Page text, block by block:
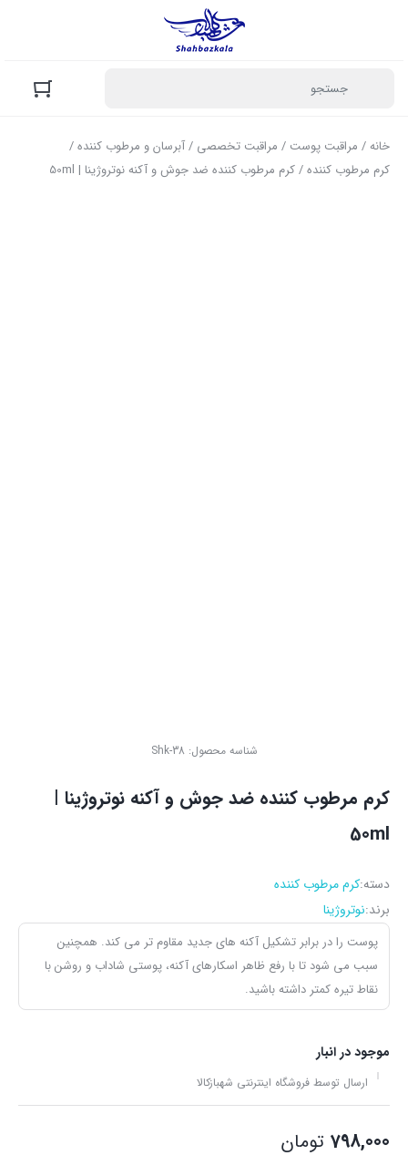
خانه/ مراقبت پوست / مراقبت تخصصی /آبرسان و مرطوب کننده/
کرم مرطوب کننده/ کرم مرطوب کننده ضد جوش و آکنه نوتروژینا | 50ml
شناسه محصول:Shk-38
کرم مرطوب کننده ضد جوش و آکنه نوتروژینا |
50ml
دسته:کرم مرطوب کننده
برند:نوتروژینا
پوست را در برابر تشکیل آکنه های جدید مقاوم تر می کند. همچنین
سبب می شود تا با رفع ظاهر اسکارهای آکنه، پوستی شاداب و روشن با
نقاط تیره کمتر داشته باشید.
موجود در انبار
ارسال توسط فروشگاه اینترنتی شهبازکالا
798,000 تومان